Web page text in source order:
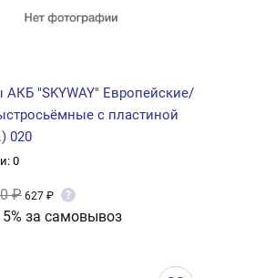
"SKYWAY" Европейские/
с пластиной
020
0
₽ 627 ₽ ?
за самовывоз